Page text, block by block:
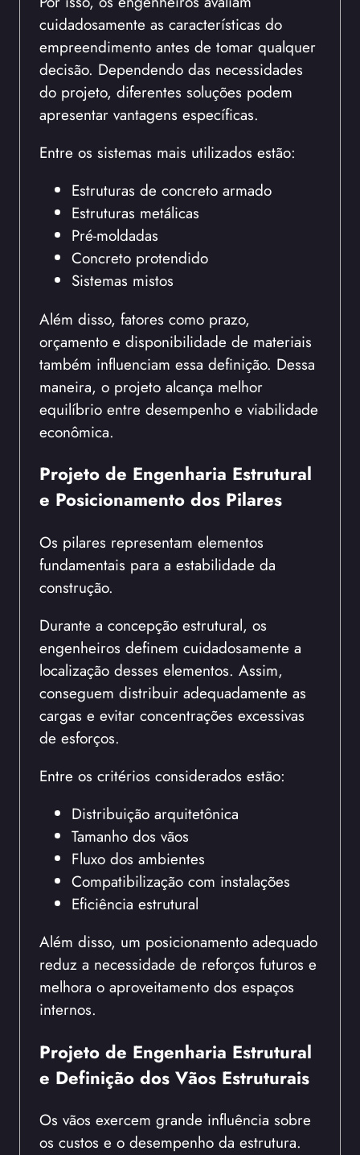
cuidadosamente as características do
empreendimento antes de tomar qualquer
decisão. Dependendo das necessidades
do projeto, diferentes soluções podem
apresentar vantagens específicas.
Entre os sistemas mais utilizados estão:
Estruturas de concreto armado
Estruturas metálicas
Pré-moldadas
Concreto protendido
Sistemas mistos
Além disso, fatores como prazo,
orçamento e disponibilidade de materiais
também influenciam essa definição. Dessa
maneira, o projeto alcança melhor
equilíbrio entre desempenho e viabilidade
econômica.
Projeto de Engenharia Estrutural
e Posicionamento dos Pilares
Os pilares representam elementos
fundamentais para a estabilidade da
construção.
Durante a concepção estrutural, os
engenheiros definem cuidadosamente a
localização desses elementos. Assim,
conseguem distribuir adequadamente as
cargas e evitar concentrações excessivas
de esforços.
Entre os critérios considerados estão:
Distribuição arquitetônica
Tamanho dos vãos
Fluxo dos ambientes
Compatibilização com instalações
Eficiência estrutural
Além disso, um posicionamento adequado
reduz a necessidade de reforços futuros e
melhora o aproveitamento dos espaços
internos.
Projeto de Engenharia Estrutural
e Definição dos Vãos Estruturais
Os vãos exercem grande influência sobre
os custos e o desempenho da estrutura.